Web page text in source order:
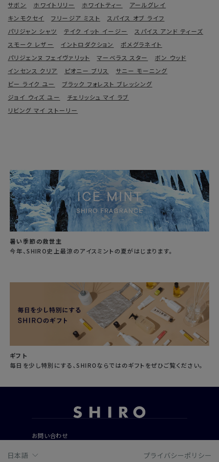
サボン ホワイトリリー ホワイトティー
アールグレイ
キンモクセイ
フリージア ミスト
スパイス オブ ライフ
パリジャン シャツ
テイク イット イージー
スパイス アンド ティーズ
スモーク レザー
イントロダクション
ポメグラネイト
パリジェンヌ フェイヴァリット
マーベラス スター
ボン ウッド
インセンス クリア
ピオニー ブリス
サニー モーニング
ビー ライク ユー
ブラック フォレスト ブレッシング
ジョイ ウィズ ユー
チェリッシュ マイ ラブ
リビング マイ ストーリー
暑い季節の救世主
今年、SHIRO史上最涼のアイスミントの夏がはじまります。
ギフト
毎日を少し特別にする、SHIROならではのギフトをぜひご覧ください。
お問い合わせ
よくあるご質問
日本語 プライバシーポリシー